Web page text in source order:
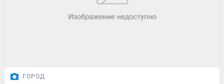
ГОРОД